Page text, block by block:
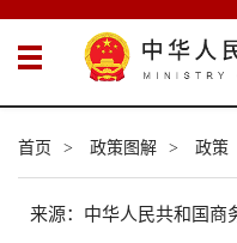
首页 > 政策图解 > 政策
来源：中华人民共和国商